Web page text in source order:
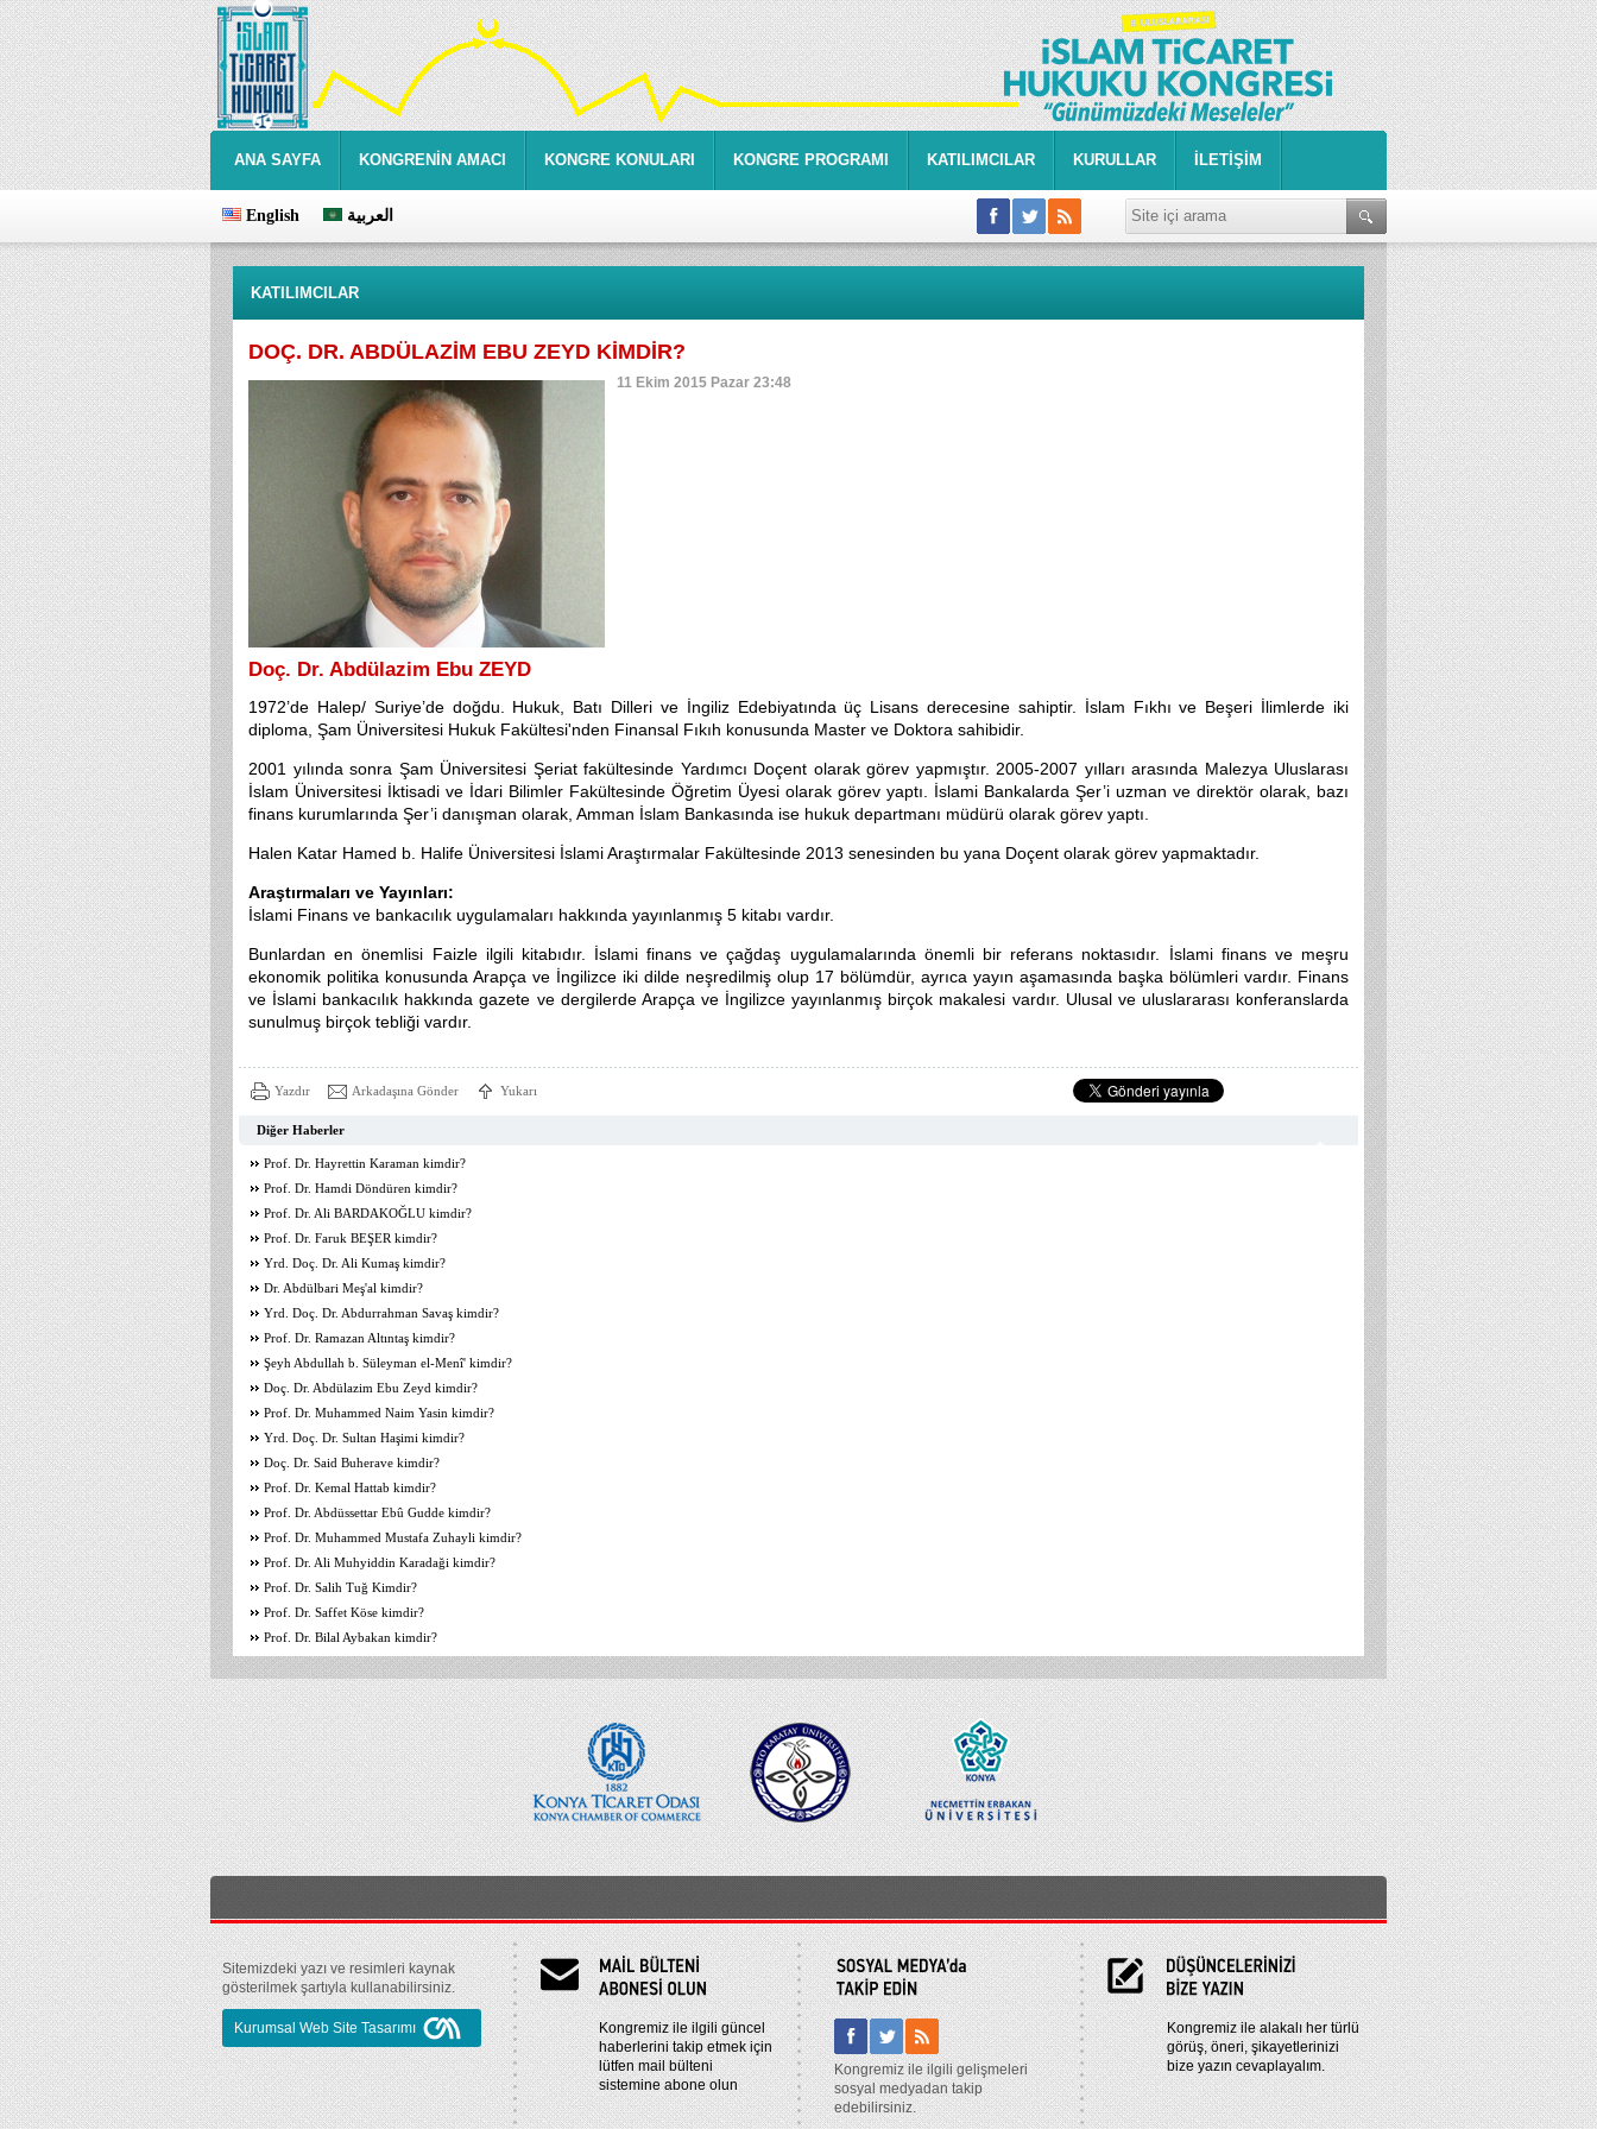
ANA SAYFA KONGRENİN AMACI KONGRE KONULARI KONGRE PROGRAMI KATILIMCILAR KURULLAR İLETİŞİM
English العربية
KATILIMCILAR
DOÇ. DR. ABDÜLAZİM EBU ZEYD KİMDİR?
11 Ekim 2015 Pazar 23:48
Doç. Dr. Abdülazim Ebu ZEYD
1972’de Halep/ Suriye’de doğdu. Hukuk, Batı Dilleri ve İngiliz Edebiyatında üç Lisans derecesine sahiptir. İslam Fıkhı ve Beşeri İlimlerde iki
diploma, Şam Üniversitesi Hukuk Fakültesi'nden Finansal Fıkıh konusunda Master ve Doktora sahibidir.
2001 yılında sonra Şam Üniversitesi Şeriat fakültesinde Yardımcı Doçent olarak görev yapmıştır. 2005-2007 yılları arasında Malezya Uluslarası
İslam Üniversitesi İktisadi ve İdari Bilimler Fakültesinde Öğretim Üyesi olarak görev yaptı. İslami Bankalarda Şer’i uzman ve direktör olarak, bazı
finans kurumlarında Şer’i danışman olarak, Amman İslam Bankasında ise hukuk departmanı müdürü olarak görev yaptı.
Halen Katar Hamed b. Halife Üniversitesi İslami Araştırmalar Fakültesinde 2013 senesinden bu yana Doçent olarak görev yapmaktadır.
Araştırmaları ve Yayınları:
İslami Finans ve bankacılık uygulamaları hakkında yayınlanmış 5 kitabı vardır.
Bunlardan en önemlisi Faizle ilgili kitabıdır. İslami finans ve çağdaş uygulamalarında önemli bir referans noktasıdır. İslami finans ve meşru
ekonomik politika konusunda Arapça ve İngilizce iki dilde neşredilmiş olup 17 bölümdür, ayrıca yayın aşamasında başka bölümleri vardır. Finans
ve İslami bankacılık hakkında gazete ve dergilerde Arapça ve İngilizce yayınlanmış birçok makalesi vardır. Ulusal ve uluslararası konferanslarda
sunulmuş birçok tebliği vardır.
Yazdır Arkadaşına Gönder Yukarı
Diğer Haberler
Prof. Dr. Hayrettin Karaman kimdir?
Prof. Dr. Hamdi Döndüren kimdir?
Prof. Dr. Ali BARDAKOĞLU kimdir?
Prof. Dr. Faruk BEŞER kimdir?
Yrd. Doç. Dr. Ali Kumaş kimdir?
Dr. Abdülbari Meş'al kimdir?
Yrd. Doç. Dr. Abdurrahman Savaş kimdir?
Prof. Dr. Ramazan Altıntaş kimdir?
Şeyh Abdullah b. Süleyman el-Menî' kimdir?
Doç. Dr. Abdülazim Ebu Zeyd kimdir?
Prof. Dr. Muhammed Naim Yasin kimdir?
Yrd. Doç. Dr. Sultan Haşimi kimdir?
Doç. Dr. Said Buherave kimdir?
Prof. Dr. Kemal Hattab kimdir?
Prof. Dr. Abdüssettar Ebû Gudde kimdir?
Prof. Dr. Muhammed Mustafa Zuhayli kimdir?
Prof. Dr. Ali Muhyiddin Karadaği kimdir?
Prof. Dr. Salih Tuğ Kimdir?
Prof. Dr. Saffet Köse kimdir?
Prof. Dr. Bilal Aybakan kimdir?
Sitemizdeki yazı ve resimleri kaynak
gösterilmek şartıyla kullanabilirsiniz.
Kurumsal Web Site Tasarımı
Kongremiz ile ilgili güncel
haberlerini takip etmek için
lütfen mail bülteni
sistemine abone olun
Kongremiz ile ilgili gelişmeleri
sosyal medyadan takip
edebilirsiniz.
Kongremiz ile alakalı her türlü
görüş, öneri, şikayetlerinizi
bize yazın cevaplayalım.